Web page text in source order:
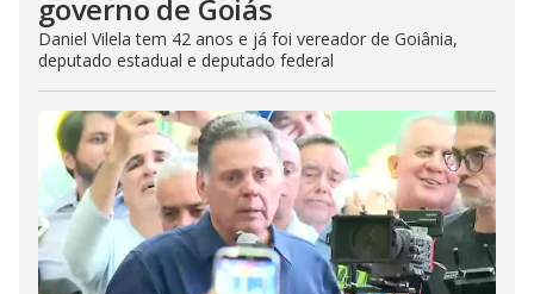
governo de Goiás
Daniel Vilela tem 42 anos e já foi vereador de Goiânia,
deputado estadual e deputado federal